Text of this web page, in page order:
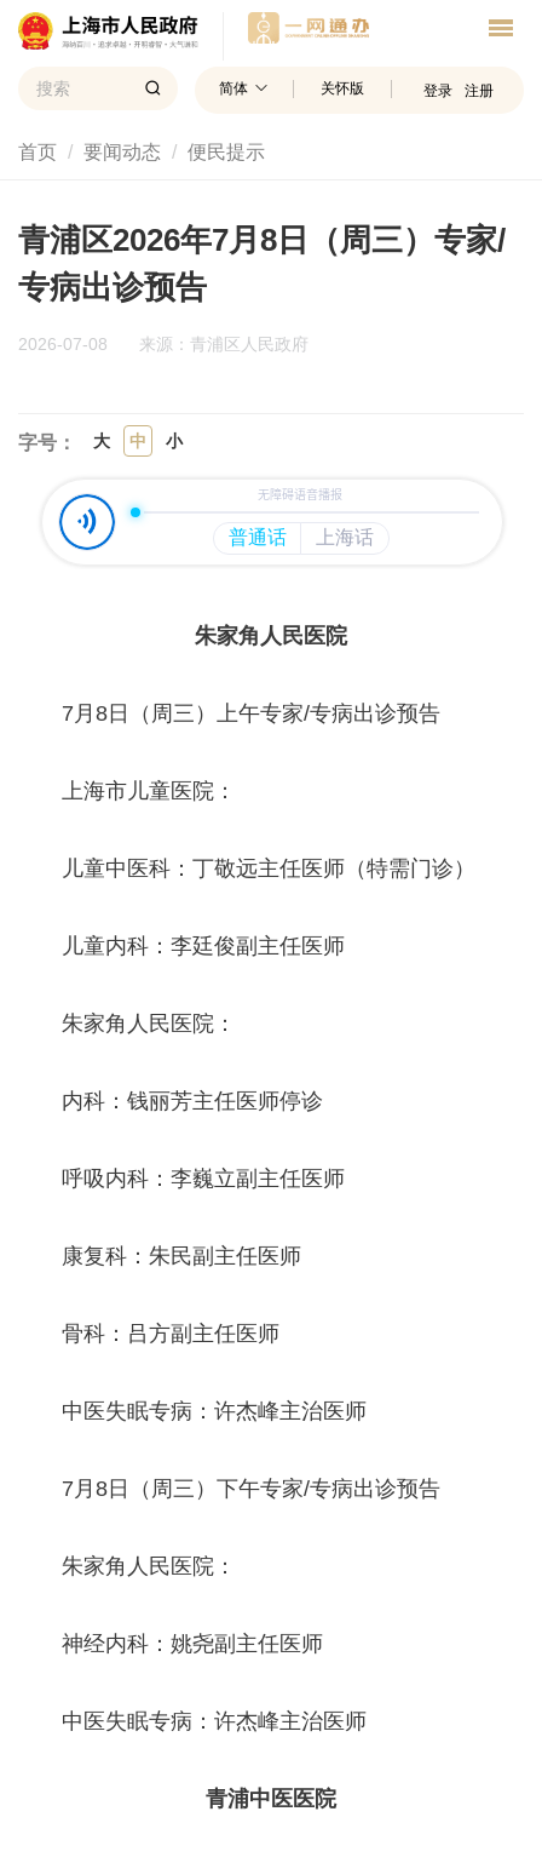
简体 关怀版 登录 注册
首页 要闻动态 便民提示
青浦区2026年7月8日（周三）专家/
专病出诊预告
2026-07-08 来源：青浦区人民政府
字号： 大 中 小
朱家角人民医院
7月8日（周三）上午专家/专病出诊预告
上海市儿童医院：
儿童中医科：丁敬远主任医师（特需门诊）
儿童内科：李廷俊副主任医师
朱家角人民医院：
内科：钱丽芳主任医师停诊
呼吸内科：李巍立副主任医师
康复科：朱民副主任医师
骨科：吕方副主任医师
中医失眠专病：许杰峰主治医师
7月8日（周三）下午专家/专病出诊预告
朱家角人民医院：
神经内科：姚尧副主任医师
中医失眠专病：许杰峰主治医师
青浦中医医院